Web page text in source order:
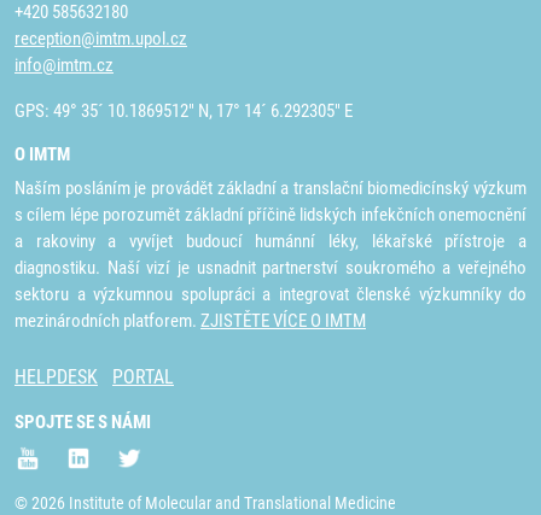
+420 585632180
reception@imtm.upol.cz
info@imtm.cz
GPS: 49° 35´ 10.1869512" N, 17° 14´ 6.292305" E
O IMTM
Naším posláním je provádět základní a translační biomedicínský výzkum
s cílem lépe porozumět základní příčině lidských infekčních onemocnění
a rakoviny a vyvíjet budoucí humánní léky, lékařské přístroje a
diagnostiku. Naší vizí je usnadnit partnerství soukromého a veřejného
sektoru a výzkumnou spolupráci a integrovat členské výzkumníky do
mezinárodních platforem. ZJISTĚTE VÍCE O IMTM
HELPDESK PORTAL
SPOJTE SE S NÁMI
© 2026 Institute of Molecular and Translational Medicine